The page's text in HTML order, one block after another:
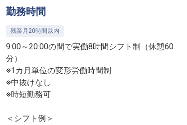
勤務時間
残業月20時間以内
9:00～20:00の間で実働8時間シフト制（休憩60
分）
※1カ月単位の変形労働時間制
※中抜けなし
※時短勤務可
＜シフト例＞